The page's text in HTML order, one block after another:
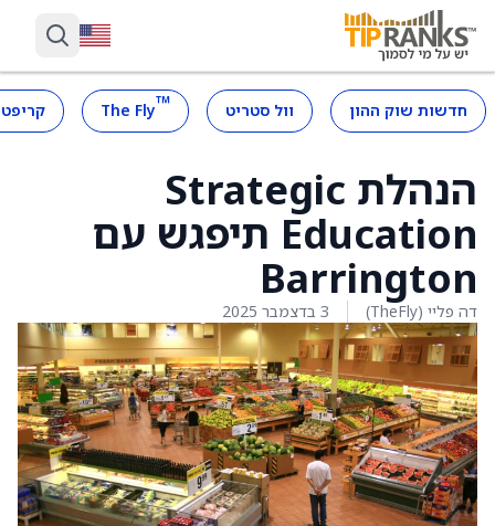
חדשות שוק ההון וול סטריט ™
The Fly
הנהלת Strategic
Education תיפגש עם
Barrington
דה פליי (TheFly) 3 בדצמבר 2025